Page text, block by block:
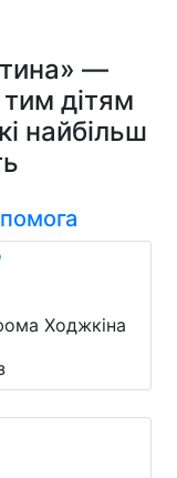
—
дітям
найбільш
Ходжкіна